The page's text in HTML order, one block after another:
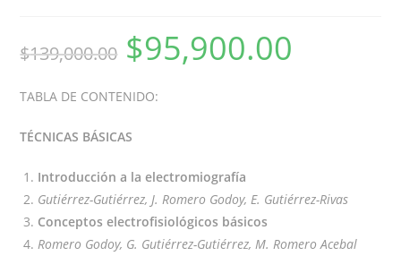
$139,000.00 $95,900.00
TABLA DE CONTENIDO:
TÉCNICAS BÁSICAS
Introducción a la electromiografía
Gutiérrez-Gutiérrez, J. Romero Godoy, E. Gutiérrez-Rivas
Conceptos electrofisiológicos básicos
Romero Godoy, G. Gutiérrez-Gutiérrez, M. Romero Acebal